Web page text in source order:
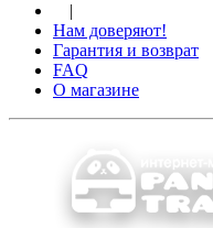
|
Нам доверяют!
Гарантия и возврат
FAQ
О магазине